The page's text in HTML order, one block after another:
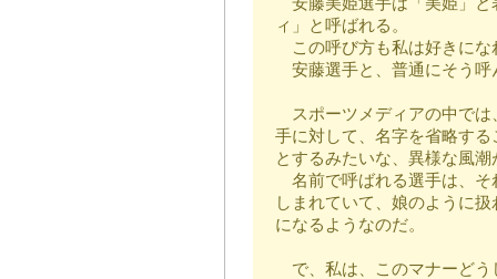
ィ」と呼ばれる。
この呼び方も私は好きにな
安藤選手と、普通にそう呼
スポーツメディアの中では
手に対して、名字を省略す
とするみたいな、異様な風
名前で呼ばれる選手は、そ
しまれていて、娘のように
になるようなのだ。
で、私は、このマナーどう